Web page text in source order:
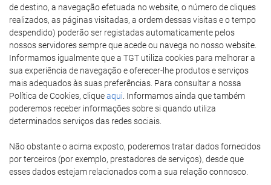
de destino, a navegação efetuada no website, o número de cliques
realizados, as páginas visitadas, a ordem dessas visitas e o tempo
despendido) poderão ser registadas automaticamente pelos
nossos servidores sempre que acede ou navega no nosso website.
Informamos igualmente que a TGT utiliza cookies para melhorar a
sua experiência de navegação e oferecer-lhe produtos e serviços
mais adequados às suas preferências. Para consultar a nossa
Política de Cookies, cliqueaqui . Informamos ainda que também
poderemos receber informações sobre si quando utiliza
determinados serviços das redes sociais.
Não obstante o acima exposto, poderemos tratar dados fornecidos
por terceiros (por exemplo, prestadores de serviços), desde que
esses dados estejam relacionados com a sua relação connosco.